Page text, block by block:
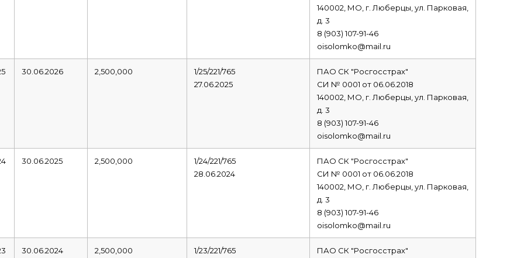
140002, МО, г. Люберцы, ул. Парковая,
д. 3
8 (903) 107-91-46
oisolomko@mail.ru
30.06.2026 2,500,000
1/25/221/765
27.06.2025
ПАО СК "Росгосстрах"
СИ № 0001 от 06.06.2018
140002, МО, г. Люберцы, ул. Парковая,
д. 3
8 (903) 107-91-46
oisolomko@mail.ru
30.06.2025 2,500,000
1/24/221/765
28.06.2024
ПАО СК "Росгосстрах"
СИ № 0001 от 06.06.2018
140002, МО, г. Люберцы, ул. Парковая,
д. 3
8 (903) 107-91-46
oisolomko@mail.ru
30.06.2024 2,500,000
1/23/221/765
ПАО СК "Росгосстрах"